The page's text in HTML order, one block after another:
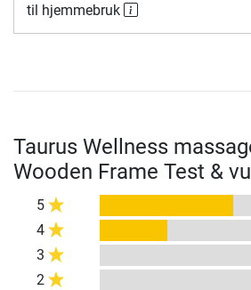
til hjemmebruk
Taurus Wellness
Wooden Frame Test &
5
4
3
2